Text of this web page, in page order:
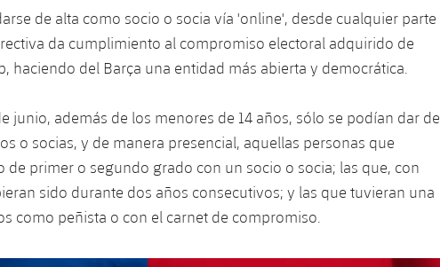
de alta como socio o socia vía 'online', desde cualquier parte
da cumplimiento al compromiso electoral adquirido de
haciendo del Barça una entidad más abierta y democrática.
junio, además de los menores de 14 años, sólo se podían dar de
o socias, y de manera presencial, aquellas personas que
de primer o segundo grado con un socio o socia; las que, con
sido durante dos años consecutivos; y las que tuvieran una
como peñista o con el carnet de compromiso.